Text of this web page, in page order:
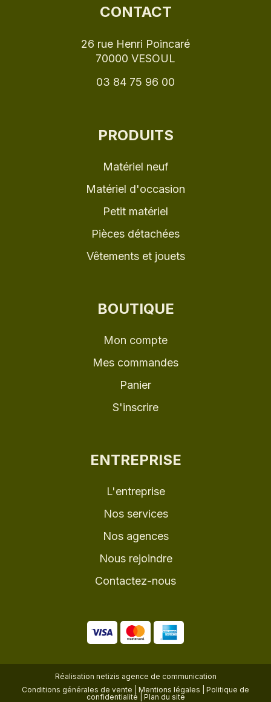
CONTACT
26 rue Henri Poincaré
70000 VESOUL
03 84 75 96 00
PRODUITS
Matériel neuf
Matériel d'occasion
Petit matériel
Pièces détachées
Vêtements et jouets
BOUTIQUE
Mon compte
Mes commandes
Panier
S'inscrire
ENTREPRISE
L'entreprise
Nos services
Nos agences
Nous rejoindre
Contactez-nous
Réalisation netizis agence de communication
Conditions générales de vente
Mentions légales
Politique de
confidentialité
Plan du site